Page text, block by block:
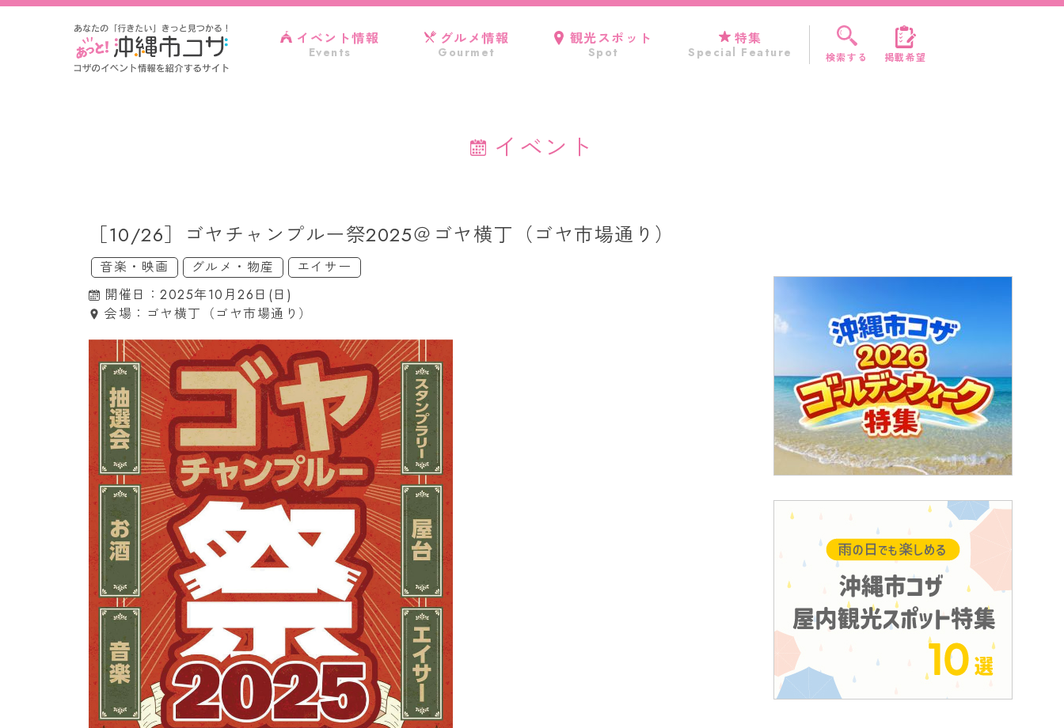
イベント情報
Events
グルメ情報
Gourmet
観光スポット
Spot
特集
Special Feature 検索する 掲載希望
イベント
［10/26］ゴヤチャンプルー祭2025＠ゴヤ横丁（ゴヤ市場通り）
音楽・映画 グルメ・物産
エイサー
開催日：2025年10月26日(日)
会場：ゴヤ横丁（ゴヤ市場通り）